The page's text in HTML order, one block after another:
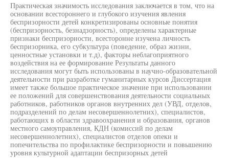
Практическая значимость исследования заключается в том, что на
основании всестороннего и глубокого изучения явления
беспризорности детей конкретизированы основные понятия
(беспризорность, безнадзорность), определены характерные
признаки беспризорности, всесторонне изучена личность
беспризорника, его субкультура (поведение, образ жизни,
ценностные установки и т.д), факторы неблагоприятного
воздействия на ее формирование Результаты данного
исследования могут быть использованы в научно-образовательной
деятельности при разработке гуманитарных курсов Диссертация
имеет также большое практическое значение при использовании
ее положений для совершенствования деятельности социальных
работников, работников органов внутренних дел (УВД, отделов,
подразделений по делам несовершеннолетних), специалистов,
работающих в области здравоохранения и образования, органов
местного самоуправления, КДН (комиссий по делам
несовершеннолетних), специалистов отделов опеки и
попечительства по профилактике беспризорности и повышению
уровня культурной адаптации беспризорных детей